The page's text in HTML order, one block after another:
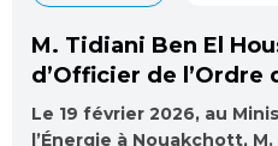
M. Tidiani Ben El
d’Officier de l’Ordre
Le 19 février 2026, au
l’Énergie à Nouakchott,